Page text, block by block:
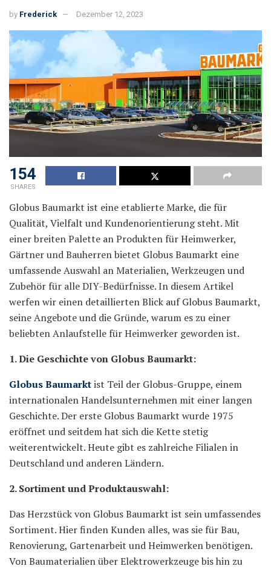
by Frederick Dezember 12, 2023
154
SHARES
Globus Baumarkt ist eine etablierte Marke, die für
Qualität, Vielfalt und Kundenorientierung steht. Mit
einer breiten Palette an Produkten für Heimwerker,
Gärtner und Bauherren bietet Globus Baumarkt eine
umfassende Auswahl an Materialien, Werkzeugen und
Zubehör für alle DIY-Bedürfnisse. In diesem Artikel
werfen wir einen detaillierten Blick auf Globus Baumarkt,
seine Angebote und die Gründe, warum es zu einer
beliebten Anlaufstelle für Heimwerker geworden ist.
1. Die Geschichte von Globus Baumarkt:
Globus Baumarktist Teil der Globus-Gruppe, einem
internationalen Handelsunternehmen mit einer langen
Geschichte. Der erste Globus Baumarkt wurde 1975
eröffnet und seitdem hat sich die Kette stetig
weiterentwickelt. Heute gibt es zahlreiche Filialen in
Deutschland und anderen Ländern.
2. Sortiment und Produktauswahl:
Das Herzstück von Globus Baumarkt ist sein umfassendes
Sortiment. Hier finden Kunden alles, was sie für Bau,
Renovierung, Gartenarbeit und Heimwerken benötigen.
Von Baumaterialien über Elektrowerkzeuge bis hin zu